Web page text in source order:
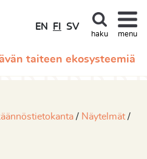
taiteen ekosysteemiä
EN FI SV
haku menu
Näytelmät